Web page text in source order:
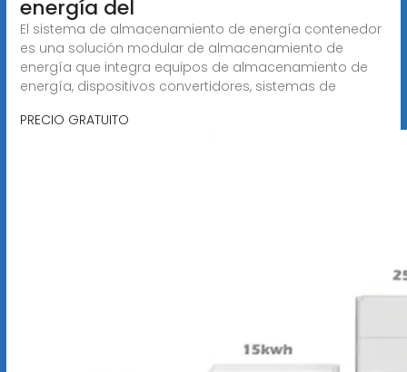
energía del
El sistema de almacenamiento de energía contenedor
es una solución modular de almacenamiento de
energía que integra equipos de almacenamiento de
energía, dispositivos convertidores, sistemas de
PRECIO GRATUITO